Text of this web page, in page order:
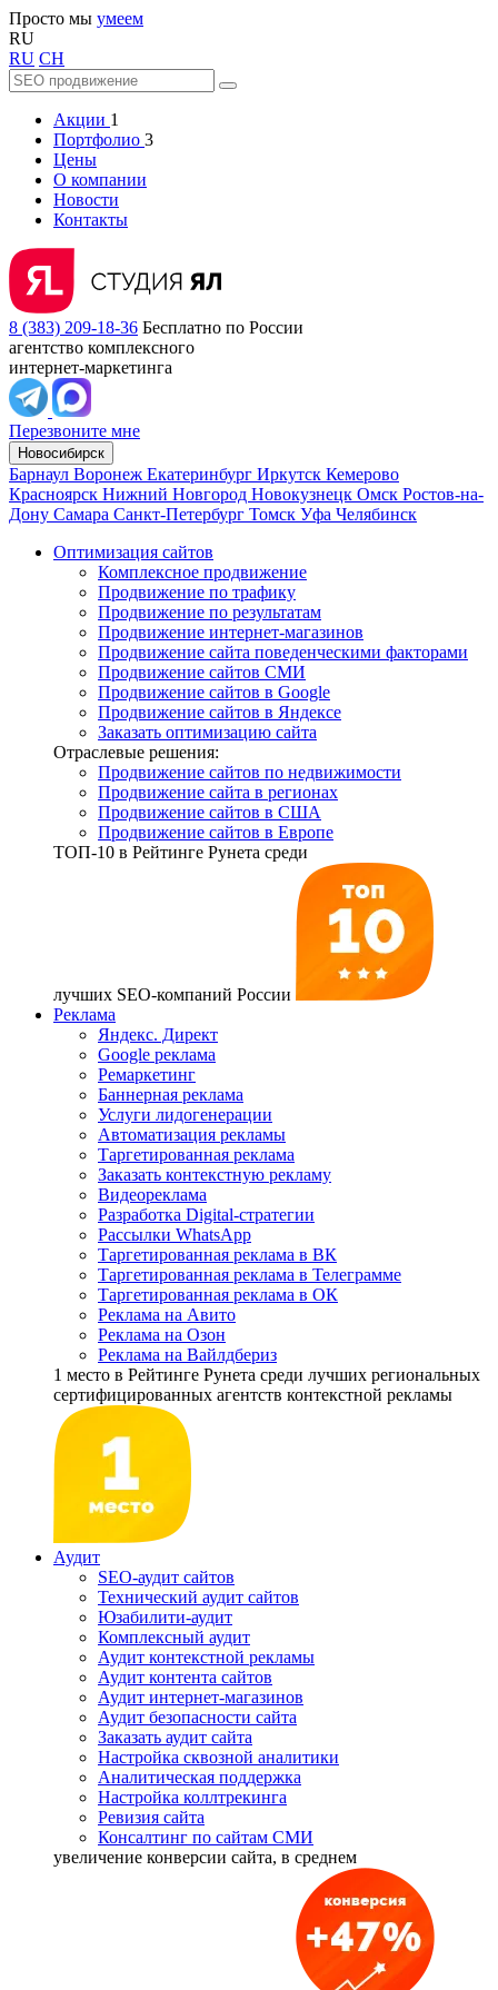
Просто мы умеем
RU
RU CH
Акции 1
Портфолио 3
Цены
О компании
Новости
Контакты
8 (383) 209-18-36 Бесплатно по России
агентство комплексного
интернет-маркетинга
Перезвоните мне
Новосибирск
Барнаул Воронеж Екатеринбург Иркутск Кемерово
Красноярск Нижний Новгород Новокузнецк Омск Ростов-на-
Дону Самара Санкт-Петербург Томск Уфа Челябинск
Оптимизация сайтов
Комплексное продвижение
Продвижение по трафику
Продвижение по результатам
Продвижение интернет-магазинов
Продвижение сайта поведенческими факторами
Продвижение сайтов СМИ
Продвижение сайтов в Google
Продвижение сайтов в Яндексе
Заказать оптимизацию сайта
Отраслевые решения:
Продвижение сайтов по недвижимости
Продвижение сайта в регионах
Продвижение сайтов в США
Продвижение сайтов в Европе
ТОП-10 в Рейтинге Рунета среди
лучших SEO-компаний России
Реклама
Яндекс. Директ
Google реклама
Ремаркетинг
Баннерная реклама
Услуги лидогенерации
Автоматизация рекламы
Таргетированная реклама
Заказать контекстную рекламу
Видеореклама
Разработка Digital-стратегии
Рассылки WhatsApp
Таргетированная реклама в ВК
Таргетированная реклама в Телеграмме
Таргетированная реклама в ОК
Реклама на Авито
Реклама на Озон
Реклама на Вайлдбериз
1 место в Рейтинге Рунета cреди лучших региональных
сертифицированных агентств контекстной рекламы
Аудит
SEO-аудит сайтов
Технический аудит сайтов
Юзабилити-аудит
Комплексный аудит
Аудит контекстной рекламы
Аудит контента сайтов
Аудит интернет-магазинов
Аудит безопасности сайта
Заказать аудит сайта
Настройка сквозной аналитики
Аналитическая поддержка
Настройка коллтрекинга
Ревизия сайта
Консалтинг по сайтам СМИ
увеличение конверсии сайта, в среднем